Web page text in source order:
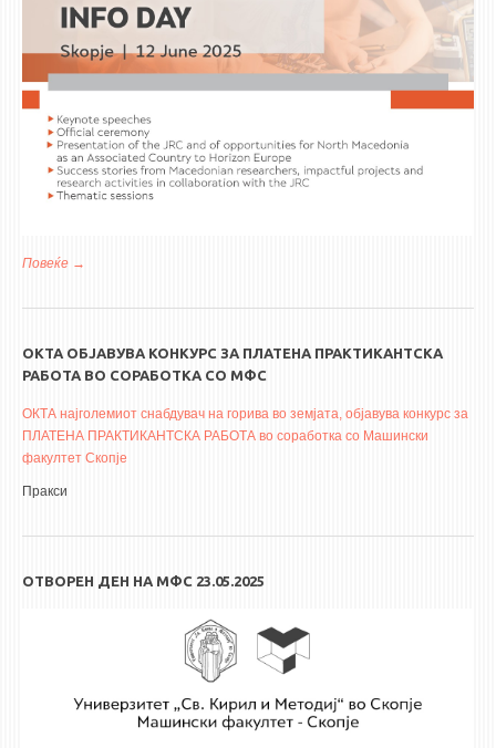
Повеќе за ИНФО ДЕН - можности за поддршка на научно –
ОКТА ОБЈАВУВА КОНКУРС ЗА ПЛАТЕНА ПРАКТИКАНТСКА
РАБОТА ВО СОРАБОТКА СО МФС
ОКТА најголемиот снабдувач на горива во земјата, објавува конкурс за
ПЛАТЕНА ПРАКТИКАНТСКА РАБОТА во соработка со Машински
факултет Скопје
Пракси
ОТВОРЕН ДЕН НА МФС 23.05.2025